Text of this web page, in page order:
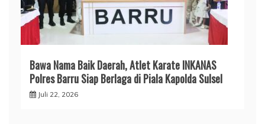
​Bawa Nama Baik Daerah, Atlet Karate INKANAS
Polres Barru Siap Berlaga di Piala Kapolda Sulsel
Juli 22, 2026